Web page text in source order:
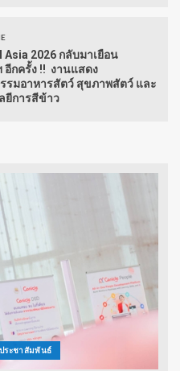
Asia 2026 กลับมาเยือน
อีกครั้ง !! งานแสดง
รมอาหารสัตว์ สุขภาพสัตว์ และ
ยีการสีข้าว
ประชาสัมพันธ์